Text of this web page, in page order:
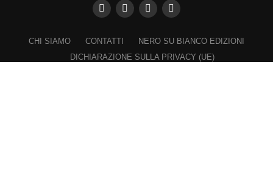
CHI SIAMO CONTATTI
NERO SU BIANCO EDIZIONI
DICHIARAZIONE SULLA PRIVACY (UE)